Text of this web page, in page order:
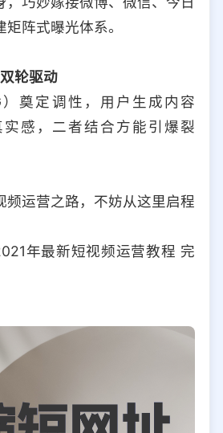
阵式曝光体系。
轮驱动
奠定调性，用户生成内容
实感，二者结合方能引爆裂
频运营之路，不妨从这里启程
年最新短视频运营教程 完